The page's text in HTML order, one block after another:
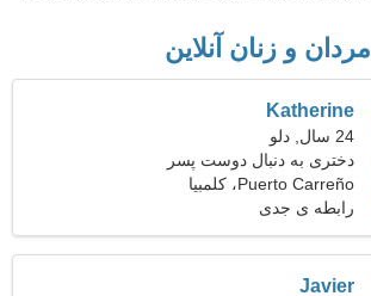
مردان و زنان آنلاین
Katherine
24 سال, دلو
دختری به دنبال دوست پسر
Puerto Carreño، کلمبیا
رابطه ی جدی
Javier